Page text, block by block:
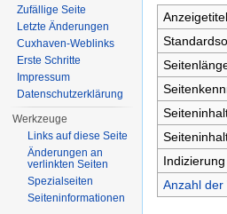
Anzeigetitel
Anzahl der
Zufällige Seite
Letzte Änderungen
Cuxhaven-Weblinks
Erste Schritte
Impressum
Datenschutzerklärung
Werkzeuge
Links auf diese Seite
Änderungen an
verlinkten Seiten
Spezialseiten
Seiten­informationen